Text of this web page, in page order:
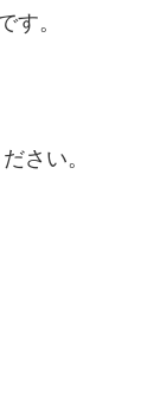
す。
さい。